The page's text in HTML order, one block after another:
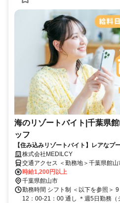
海のリゾートバイト|千葉県
ッフ
【住み込みリゾートバイト】レアなプ
業務！個室寮あり！ 勤務期間：2か月
株式会社MEDILCY
交通アクセス ＜勤務地＞千葉県館
費支給！◆寮完備◆日払い最大90％
時給1,200円以上
千葉県館山市
勤務時間 シフト制 ＜以下を参照＞
12：00-21：00 通し ＊週5日勤務